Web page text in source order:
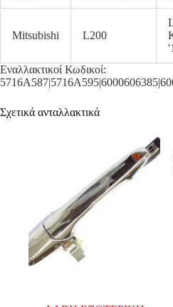
Mitsubishi L200
Εναλλακτικοί Κωδικοί:
Σχετικά ανταλλακτικά